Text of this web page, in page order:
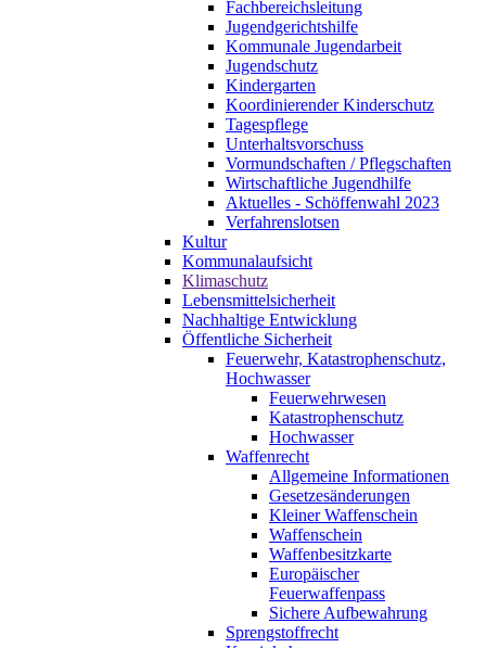
Fachbereichsleitung
Jugendgerichtshilfe
Kommunale Jugendarbeit
Jugendschutz
Kindergarten
Koordinierender Kinderschutz
Tagespflege
Unterhaltsvorschuss
Vormundschaften / Pflegschaften
Wirtschaftliche Jugendhilfe
Aktuelles - Schöffenwahl 2023
Verfahrenslotsen
Kultur
Kommunalaufsicht
Klimaschutz
Lebensmittelsicherheit
Nachhaltige Entwicklung
Öffentliche Sicherheit
Feuerwehr, Katastrophenschutz,
Hochwasser
Feuerwehrwesen
Katastrophenschutz
Hochwasser
Waffenrecht
Allgemeine Informationen
Gesetzesänderungen
Kleiner Waffenschein
Waffenschein
Waffenbesitzkarte
Europäischer
Feuerwaffenpass
Sichere Aufbewahrung
Sprengstoffrecht